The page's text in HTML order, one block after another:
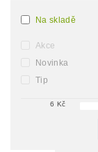
Na skladě
Akce
Novinka
Tip
6 Kč